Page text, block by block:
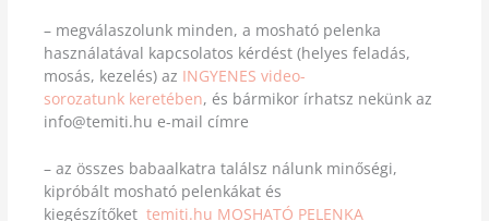
– megválaszolunk minden, a mosható pelenka
használatával kapcsolatos kérdést (helyes feladás,
mosás, kezelés) az INGYENES video-
sorozatunkkeretében, és bármikor írhatsz nekünk az
info@temiti.hu e-mail címre
– az összes babaalkatra találsz nálunk minőségi,
kipróbált mosható pelenkákat és
kiegészítőket temiti.hu MOSHATÓ PELENKA